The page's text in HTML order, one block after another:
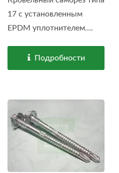
17 с установленным
EPDM уплотнителем....
Подробности